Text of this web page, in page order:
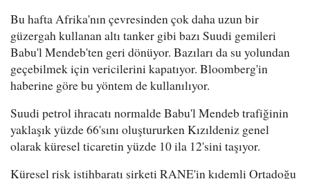
Bu hafta Afrika'nın çevresinden çok daha uzun bir
güzergah kullanan altı tanker gibi bazı Suudi gemileri
Babu'l Mendeb'ten geri dönüyor. Bazıları da su yolundan
geçebilmek için vericilerini kapatıyor. Bloomberg'in
haberine göre bu yöntem de kullanılıyor.
Suudi petrol ihracatı normalde Babu'l Mendeb trafiğinin
yaklaşık yüzde 66'sını oluştururken Kızıldeniz genel
olarak küresel ticaretin yüzde 10 ila 12'sini taşıyor.
Küresel risk istihbaratı şirketi RANE'in kıdemli Ortadoğu